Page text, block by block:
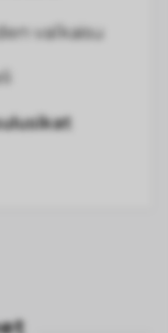
valkaisu